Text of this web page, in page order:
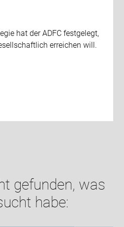
hat der ADFC festgelegt,
erreichen will.
gefunden, was
habe: